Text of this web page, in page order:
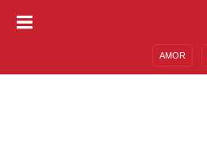
AMOR